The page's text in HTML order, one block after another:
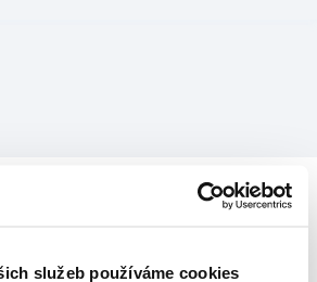
služeb používáme cookies